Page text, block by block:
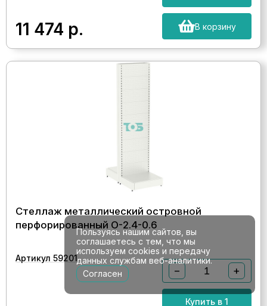
11 474 р. В корзину
Стеллаж металлический островной
перфорированный О-2.4-0.6
Артикул 59201
− +
Купить в 1
Пользуясь нашим сайтов, вы
соглашаетесь с тем, что мы
используем cookies и передачу
данных службам веб-аналитики.
Согласен